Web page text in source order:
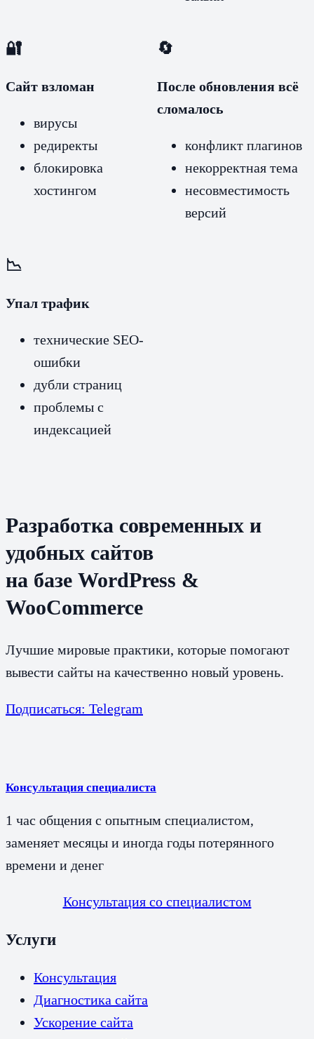
🔐
Сайт взломан
вирусы
редиректы
блокировка
хостингом
🔄
После обновления всё
сломалось
конфликт плагинов
некорректная тема
несовместимость
версий
📉
Упал трафик
технические SEO-
ошибки
дубли страниц
проблемы с
индексацией
Разработка современных и
удобных сайтов
на базе WordPress &
WooCommerce
Лучшие мировые практики, которые помогают
вывести сайты на качественно новый уровень.
Подписаться: Telegram
Консультация специалиста
1 час общения с опытным специалистом,
заменяет месяцы и иногда годы потерянного
времени и денег
Консультация со специалистом
Услуги
Консультация
Диагностика сайта
Ускорение сайта